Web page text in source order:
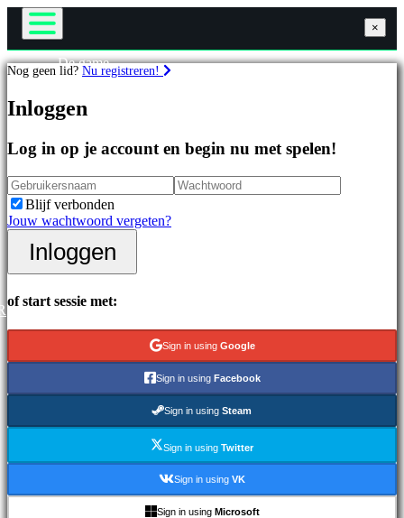
Uitgelichte
games
Nieuwe
uitgaven
Gratis
te
spelen
Categorieën
Strategiespellen
Adventuregames
MMO-
RPG-
Sportspellen
Racing
Casual
De game
Gameplay
Nieuws
Handleidingen
Ondersteuning
Forums
Winkel
Registreren
×
Nog geen lid? Nu registreren!
Inloggen
Log in op je account en begin nu met spelen!
Blijf verbonden
Jouw wachtwoord vergeten?
Inloggen
of start sessie met:
Sign in using Google
Sign in using Facebook
Sign in using Steam
Sign in usingTwitter
Sign in using VK
Sign in using Microsoft
×
×